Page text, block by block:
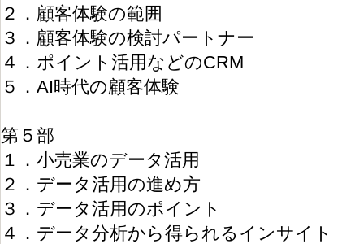
２．顧客体験の範囲
３．顧客体験の検討パートナー
４．ポイント活用などのCRM
５．AI時代の顧客体験
第５部
１．小売業のデータ活用
２．データ活用の進め方
３．データ活用のポイント
４．データ分析から得られるインサイト